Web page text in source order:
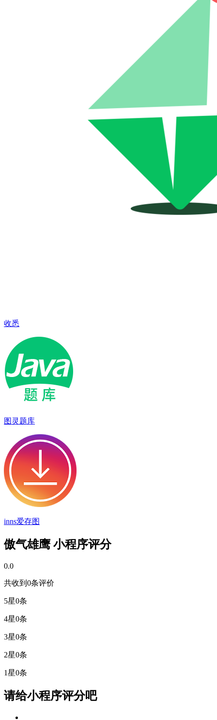
收悉
图灵题库
inns爱存图
傲气雄鹰 小程序评分
0.0
共收到0条评价
5星0条
4星0条
3星0条
2星0条
1星0条
请给小程序评分吧